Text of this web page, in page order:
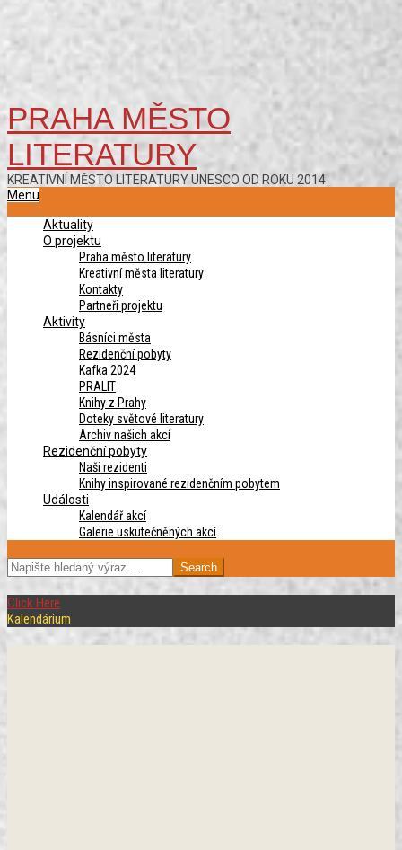
PRAHA MĚSTO
LITERATURY
KREATIVNÍ MĚSTO LITERATURY UNESCO OD ROKU 2014
Primary
Menu
Aktuality
O projektu
Praha město literatury
Kreativní města literatury
Kontakty
Partneři projektu
Aktivity
Básníci města
Rezidenční pobyty
Kafka 2024
PRALIT
Knihy z Prahy
Doteky světové literatury
Archiv našich akcí
Rezidenční pobyty
Naši rezidenti
Knihy inspirované rezidenčním pobytem
Události
Kalendář akcí
Galerie uskutečněných akcí
SEARCH
Click Here
Kalendárium